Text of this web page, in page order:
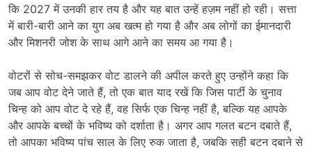
कि 2027 में उनकी हार तय है और यह बात उन्हें हज़म नहीं हो रही। सत्ता
में बारी-बारी आने का युग अब खत्म हो गया है और अब लोगों का ईमानदारी
और मिशनरी जोश के साथ आगे आने का समय आ गया है।
वोटरों से सोच-समझकर वोट डालने की अपील करते हुए उन्होंने कहा कि
जब आप वोट देने जाते हैं, तो एक बात याद रखें कि जिस पार्टी के चुनाव
चिन्ह को आप वोट दे रहे हैं, वह सिर्फ एक चिन्ह नहीं है, बल्कि यह आपके
और आपके बच्चों के भविष्य को दर्शाता है। अगर आप गलत बटन दबाते हैं,
तो आपका भविष्य पांच साल के लिए रुक जाता है, जबकि सही बटन दबाने से